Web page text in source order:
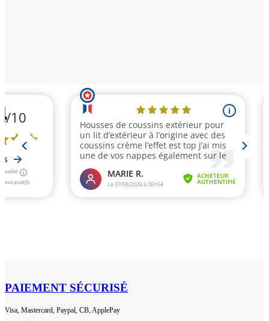
PAIEMENT SÉCURISÉ
Visa, Mastercard, Paypal, CB, ApplePay